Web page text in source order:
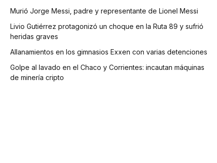
Murió Jorge Messi, padre y representante de Lionel Messi
Livio Gutiérrez protagonizó un choque en la Ruta 89 y sufrió
heridas graves
Allanamientos en los gimnasios Exxen con varias detenciones
Golpe al lavado en el Chaco y Corrientes: incautan máquinas
de minería cripto